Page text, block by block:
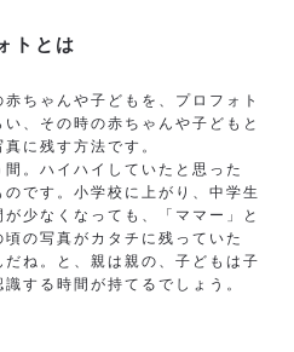
トとは
ちゃんや子どもを、プロフォト
、その時の赤ちゃんや子どもと
に残す方法です。
。ハイハイしていたと思った
です。小学校に上がり、中学生
少なくなっても、「ママー」と
の写真がカタチに残っていた
ね。と、親は親の、子どもは子
する時間が持てるでしょう。